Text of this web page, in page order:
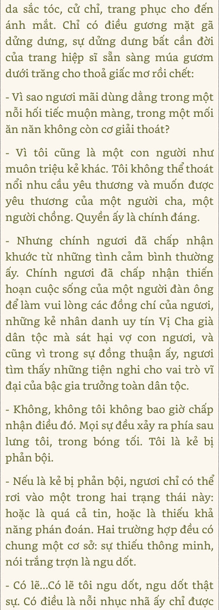
da sắc tóc, cử chỉ, trang phục cho đến
ánh mắt. Chỉ có điều gương mặt gã
dửng dưng, sự dửng dưng bất cần đời
của trang hiệp sĩ sẵn sàng múa gươm
dưới trăng cho thoả giấc mơ rồi chết:
- Vì sao ngươi mãi dùng dằng trong một
nỗi hối tiếc muộn màng, trong một mối
ăn năn không còn cơ giải thoát?
- Vì tôi cũng là một con người như
muôn triệu kẻ khác. Tôi không thể thoát
nổi nhu cầu yêu thương và muốn được
yêu thương của một người cha, một
người chồng. Quyền ấy là chính đáng.
- Nhưng chính ngươi đã chấp nhận
khước từ những tình cảm bình thường
ấy. Chính ngươi đã chấp nhận thiến
hoạn cuộc sống của một người đàn ông
để làm vui lòng các đồng chí của ngươi,
những kẻ nhân danh uy tín Vị Cha già
dân tộc mà sát hại vợ con ngươi, và
cũng vì trong sự đồng thuận ấy, ngươi
tìm thấy những tiện nghi cho vai trò vĩ
đại của bậc gia trưởng toàn dân tộc.
- Không, không tôi không bao giờ chấp
nhận điều đó. Mọi sự đều xảy ra phía sau
lưng tôi, trong bóng tối. Tôi là kẻ bị
phản bội.
- Nếu là kẻ bị phản bội, ngươi chỉ có thể
rơi vào một trong hai trạng thái này:
hoặc là quá cả tin, hoặc là thiếu khả
năng phán đoán. Hai trường hợp đều có
chung một cơ sở: sự thiếu thông minh,
nói trắng trợn là ngu dốt.
- Có lẽ...Có lẽ tôi ngu dốt, ngu dốt thật
sự. Có điều là nỗi nhục nhã ấy chỉ được